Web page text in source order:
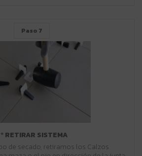
Paso 7
RETIRAR SISTEMA
de secado, retiramos los Calzos